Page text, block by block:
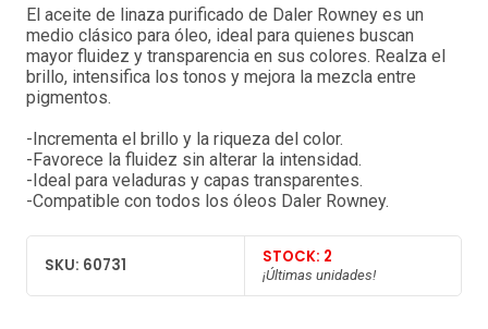
El aceite de linaza purificado de Daler Rowney es un
medio clásico para óleo, ideal para quienes buscan
mayor fluidez y transparencia en sus colores. Realza el
brillo, intensifica los tonos y mejora la mezcla entre
pigmentos.
-Incrementa el brillo y la riqueza del color.
-Favorece la fluidez sin alterar la intensidad.
-Ideal para veladuras y capas transparentes.
-Compatible con todos los óleos Daler Rowney.
SKU: 60731 STOCK: 2
¡Últimas unidades!